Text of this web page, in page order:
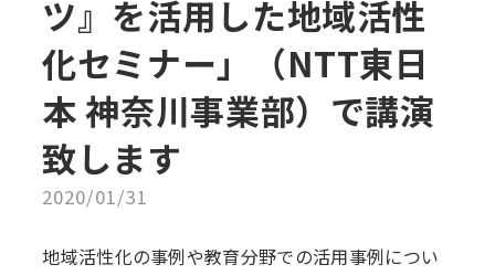
ツ』を活用した地域活性
化セミナー」（NTT東日
本 神奈川事業部）で講演
致します
2020/01/31
地域活性化の事例や教育分野での活用事例につい